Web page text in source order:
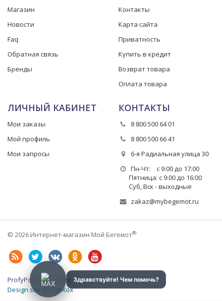
Магазин
Новости
Faq
Обратная связь
Бренды
Контакты
Карта сайта
Приватность
Купить в кредит
Возврат товара
Оплата товара
ЛИЧНЫЙ КАБИНЕТ
Мои заказы
Мой профиль
Мои запросы
КОНТАКТЫ
8 800 500 64 01
8 800 500 66 41
6-я Радиальная улица 30
Пн-Чт: с 9:00 до 17:00
Пятница: с 9:00 до 16:00
Суб, Вск - выходные
zakaz@mybegemot.ru
© 2026 Интернет-магазин Мой Бегемот®
ProfyPol Group Company LLC
Design site XendeXox